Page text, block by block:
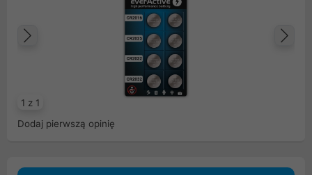
1 z 1
Poprzedni
Dodaj pierwszą opinię